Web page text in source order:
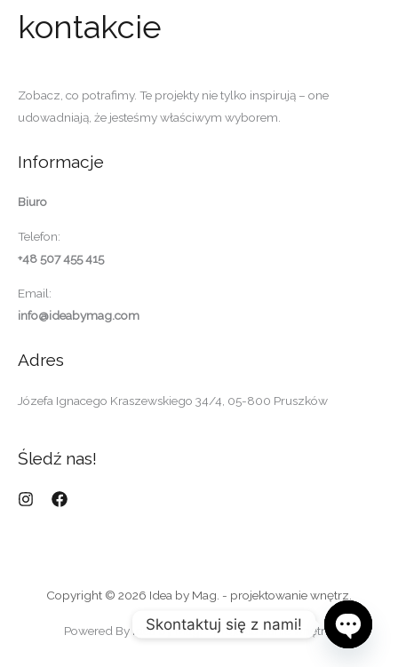
kontakcie
Zobacz, co potrafimy. Te projekty nie tylko inspirują – one
udowadniają, że jesteśmy właściwym wyborem.
Informacje
Biuro
Telefon:
+48 507 455 415
Email:
info@ideabymag.com
Adres
Józefa Ignacego Kraszewskiego 34/4, 05-800 Pruszków
Śledź nas!
Copyright © 2026 Idea by Mag. - projektowanie wnętrz.
Powered By Idea by Mag. - projektowanie wnętrz.
Skontaktuj się z nami!
Open